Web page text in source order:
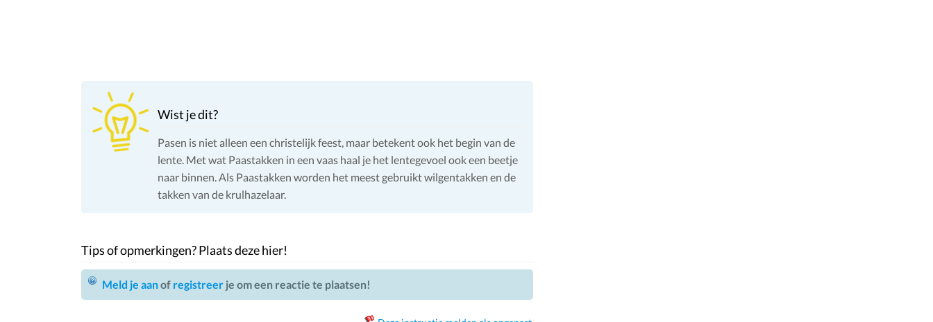
Wist je dit?
Pasen is niet alleen een christelijk feest, maar betekent ook het begin van de
lente. Met wat Paastakken in een vaas haal je het lentegevoel ook een beetje
naar binnen. Als Paastakken worden het meest gebruikt wilgentakken en de
takken van de krulhazelaar.
Tips of opmerkingen? Plaats deze hier!
Meld je aanof registreer je om een reactie te plaatsen!